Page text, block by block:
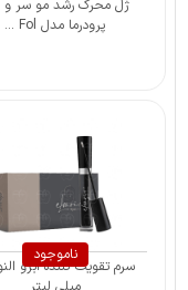
ژل محرک رشد مو سر و
پرودرما مدل Fol ...
ناموجود